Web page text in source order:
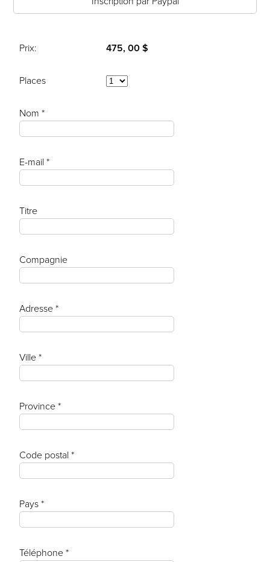
Prix: 475, 00 $
Places
Nom *
E-mail *
Titre
Compagnie
Adresse *
Ville *
Province *
Code postal *
Pays *
Téléphone *